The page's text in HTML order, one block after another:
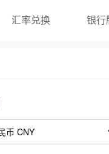
汇率兑换 银行